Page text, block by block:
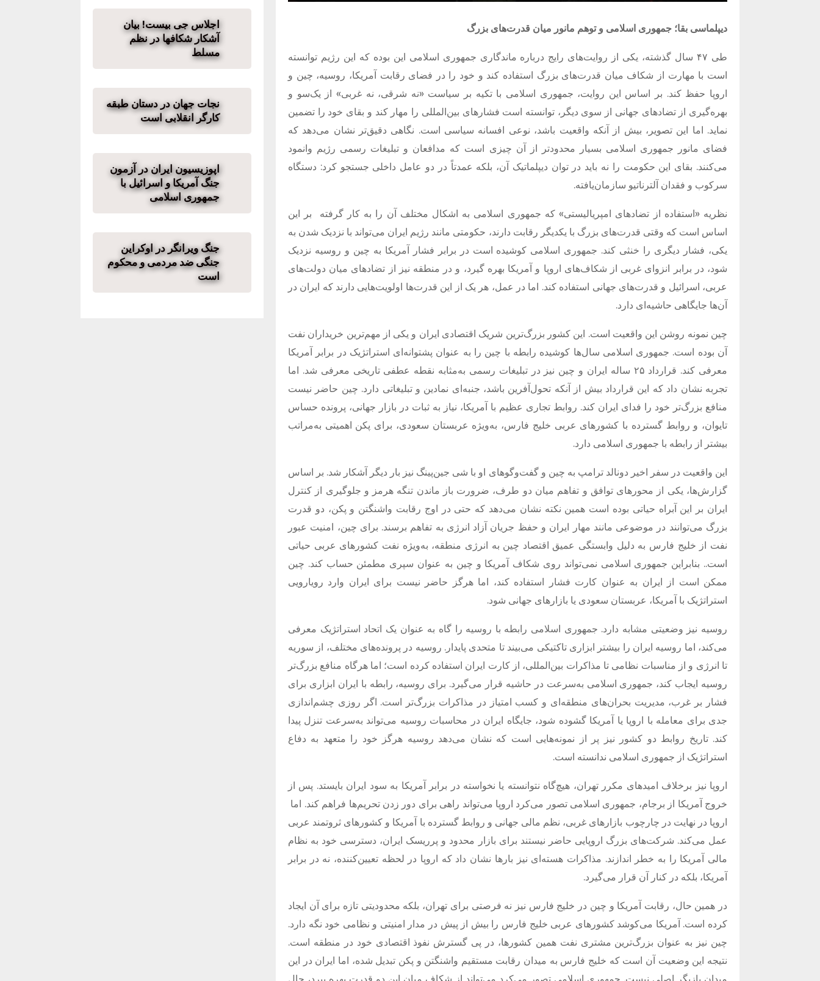
دیپلماسی بقا؛ جمهوری اسلامی و توهم مانور میان قدرت‌های بزرگ
طی ۴۷ سال گذشته، یکی از روایت‌های رایج درباره ماندگاری جمهوری اسلامی این بوده که این رژیم توانسته
است با مهارت از شکاف میان قدرت‌های بزرگ استفاده کند و خود را در فضای رقابت آمریکا، روسیه، چین و
اروپا حفظ کند. بر اساس این روایت، جمهوری اسلامی با تکیه بر سیاست «نه شرقی، نه غربی» از یک‌سو و
بهره‌گیری از تضادهای جهانی از سوی دیگر، توانسته است فشارهای بین‌المللی را مهار کند و بقای خود را تضمین
نماید. اما این تصویر، بیش از آنکه واقعیت باشد، نوعی افسانه سیاسی است. نگاهی دقیق‌تر نشان می‌دهد که
فضای مانور جمهوری اسلامی بسیار محدودتر از آن چیزی است که مدافعان و تبلیغات رسمی رژیم وانمود
می‌کنند. بقای این حکومت را نه باید در توان دیپلماتیک آن، بلکه عمدتاً در دو عامل داخلی جستجو کرد: دستگاه
سرکوب و فقدان آلترناتیو سازمان‌یافته.
نظریه «استفاده از تضادهای امپریالیستی» که جمهوری اسلامی به اشکال مختلف آن را به کار گرفته
بر این
اساس است که وقتی قدرت‌های بزرگ با یکدیگر رقابت دارند، حکومتی مانند رژیم ایران می‌تواند با نزدیک شدن به
یکی، فشار دیگری را خنثی کند. جمهوری اسلامی کوشیده است در برابر فشار آمریکا به چین و روسیه نزدیک
شود، در برابر انزوای غربی از شکاف‌های اروپا و آمریکا بهره گیرد، و در منطقه نیز از تضادهای میان دولت‌های
عربی، اسرائیل و قدرت‌های جهانی استفاده کند. اما در عمل، هر یک از این قدرت‌ها اولویت‌هایی دارند که ایران در
آن‌ها جایگاهی حاشیه‌ای دارد.
چین نمونه روشن این واقعیت است. این کشور بزرگ‌ترین شریک اقتصادی ایران و یکی از مهم‌ترین خریداران نفت
آن بوده است. جمهوری اسلامی سال‌ها کوشیده رابطه با چین را به عنوان پشتوانه‌ای استراتژیک در برابر آمریکا
معرفی کند. قرارداد ۲۵ ساله ایران و چین نیز در تبلیغات رسمی به‌مثابه نقطه عطفی تاریخی معرفی شد. اما
تجربه نشان داد که این قرارداد بیش از آنکه تحول‌آفرین باشد، جنبه‌ای نمادین و تبلیغاتی دارد. چین حاضر نیست
منافع بزرگ‌تر خود را فدای ایران کند. روابط تجاری عظیم با آمریکا، نیاز به ثبات در بازار جهانی، پرونده حساس
تایوان، و روابط گسترده با کشورهای عربی خلیج فارس، به‌ویژه عربستان سعودی، برای پکن اهمیتی به‌مراتب
بیشتر از رابطه با جمهوری اسلامی دارد.
این واقعیت در سفر اخیر دونالد ترامپ به چین و گفت‌وگوهای او با شی جین‌پینگ نیز بار دیگر آشکار شد. بر اساس
گزارش‌ها، یکی از محورهای توافق و تفاهم میان دو طرف، ضرورت باز ماندن تنگه هرمز و جلوگیری از کنترل
ایران بر این آبراه حیاتی بوده است همین نکته نشان می‌دهد که حتی در اوج رقابت واشنگتن و پکن، دو قدرت
بزرگ می‌توانند در موضوعی مانند مهار ایران و حفظ جریان آزاد انرژی به تفاهم برسند. برای چین، امنیت عبور
نفت از خلیج فارس به دلیل وابستگی عمیق اقتصاد چین به انرژی منطقه، به‌ویژه نفت کشورهای عربی حیاتی
است.. بنابراین جمهوری اسلامی نمی‌تواند روی شکاف آمریکا و چین به عنوان سپری مطمئن حساب کند. چین
ممکن است از ایران به عنوان کارت فشار استفاده کند، اما هرگز حاضر نیست برای ایران وارد رویارویی
استراتژیک با آمریکا، عربستان سعودی یا بازارهای جهانی شود.
روسیه نیز وضعیتی مشابه دارد. جمهوری اسلامی رابطه با روسیه را گاه به عنوان یک اتحاد استراتژیک معرفی
می‌کند، اما روسیه ایران را بیشتر ابزاری تاکتیکی می‌بیند تا متحدی پایدار. روسیه در پرونده‌های مختلف، از سوریه
تا انرژی و از مناسبات نظامی تا مذاکرات بین‌المللی، از کارت ایران استفاده کرده است؛ اما هرگاه منافع بزرگ‌تر
روسیه ایجاب کند، جمهوری اسلامی به‌سرعت در حاشیه قرار می‌گیرد. برای روسیه، رابطه با ایران ابزاری برای
فشار بر غرب، مدیریت بحران‌های منطقه‌ای و کسب امتیاز در مذاکرات بزرگ‌تر است. اگر روزی چشم‌اندازی
جدی برای معامله با اروپا یا آمریکا گشوده شود، جایگاه ایران در محاسبات روسیه می‌تواند به‌سرعت تنزل پیدا
کند. تاریخ روابط دو کشور نیز پر از نمونه‌هایی است که نشان می‌دهد روسیه هرگز خود را متعهد به دفاع
استراتژیک از جمهوری اسلامی ندانسته است.
اروپا نیز برخلاف امیدهای مکرر تهران، هیچ‌گاه نتوانسته یا نخواسته در برابر آمریکا به سود ایران بایستد. پس از
خروج آمریکا از برجام، جمهوری اسلامی تصور می‌کرد اروپا می‌تواند راهی برای دور زدن تحریم‌ها فراهم کند. اما
اروپا در نهایت در چارچوب بازارهای غربی، نظم مالی جهانی و روابط گسترده با آمریکا و کشورهای ثروتمند عربی
عمل می‌کند. شرکت‌های بزرگ اروپایی حاضر نیستند برای بازار محدود و پرریسک ایران، دسترسی خود به نظام
مالی آمریکا را به خطر اندازند. مذاکرات هسته‌ای نیز بارها نشان داد که اروپا در لحظه تعیین‌کننده، نه در برابر
آمریکا، بلکه در کنار آن قرار می‌گیرد.
در همین حال، رقابت آمریکا و چین در خلیج فارس نیز نه فرصتی برای تهران، بلکه محدودیتی تازه برای آن ایجاد
کرده است. آمریکا می‌کوشد کشورهای عربی خلیج فارس را بیش از پیش در مدار امنیتی و نظامی خود نگه دارد.
چین نیز به عنوان بزرگ‌ترین مشتری نفت همین کشورها، در پی گسترش نفوذ اقتصادی خود در منطقه است.
نتیجه این وضعیت آن است که خلیج فارس به میدان رقابت مستقیم واشنگتن و پکن تبدیل شده، اما ایران در این
میدان بازیگر اصلی نیست. جمهوری اسلامی تصور می‌کرد می‌تواند از شکاف میان این دو قدرت بهره ببرد، حال
اجلاس جی بیست! بیان
آشکار شکافها در نظم
مسلط
نجات جهان در دستان طبقه
کارگر انقلابی است
اپوزیسیون ایران در آزمون
جنگ آمریکا و اسرائیل با
جمهوری اسلامی
جنگ ویرانگر در اوکراین
جنگی ضد مردمی و محکوم
است